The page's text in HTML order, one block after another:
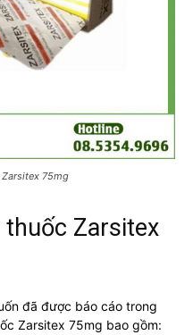
75mg
thuốc Zarsitex
đã được báo cáo trong
Zarsitex 75mg bao gồm: